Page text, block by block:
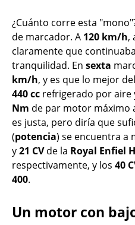
¿Cuánto corre esta
de marcador. A 120 km/h,
claramente que continuaba
tranquilidad. En sexta
km/h, y es que lo mejor del
440 cc refrigerado por aire
Nm de par motor máximo
es justa, pero diría que
(potencia) se encuentra a
y21 CVde la Royal Enfiel
respectivamente, y los 40
400.
Un motor con